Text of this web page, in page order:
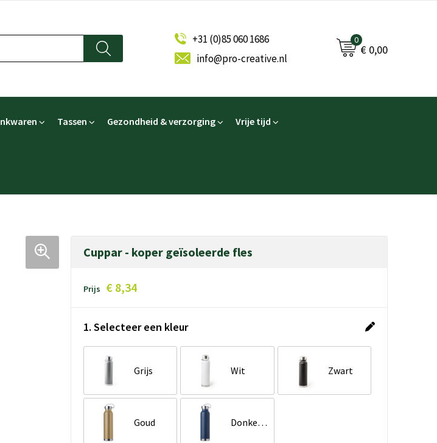
+31 (0)85 060 1686
info@pro-creative.nl
0
€ 0,00
Tassen Gezondheid & verzorging Vrije tijd
Cuppar - koper geïsoleerde fles
Prijs € 8,34
1. Selecteer een kleur
Grijs Wit Zwart
Goud Donker blauw